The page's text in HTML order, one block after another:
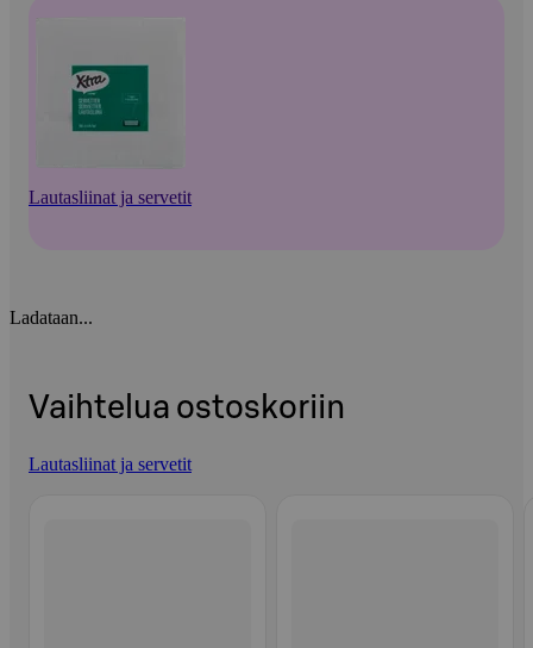
Lautasliinat ja servetit
Ladataan...
Vaihtelua ostoskoriin
Lautasliinat ja servetit